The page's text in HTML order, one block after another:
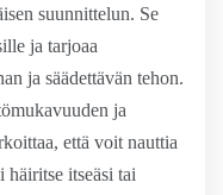
suunnittelun. Se
ja tarjoaa
ja säädettävän tehon.
ja
että voit nauttia
häiritse itseäsi tai